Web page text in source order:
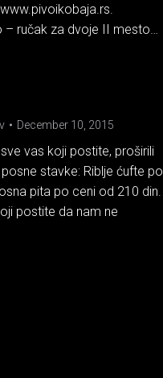
– ručak za dvoje II mesto…
December 10, 2015
vas koji postite, proširili
stavke: Riblje ćufte po
pita po ceni od 210 din.
postite da nam ne